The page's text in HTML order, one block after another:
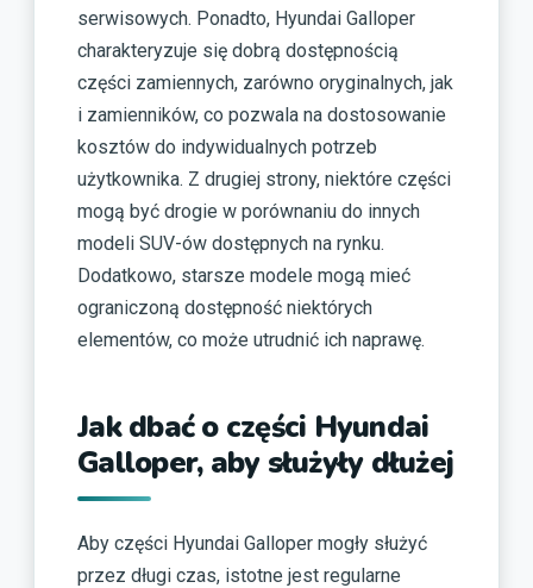
serwisowych. Ponadto, Hyundai Galloper
charakteryzuje się dobrą dostępnością
części zamiennych, zarówno oryginalnych, jak
i zamienników, co pozwala na dostosowanie
kosztów do indywidualnych potrzeb
użytkownika. Z drugiej strony, niektóre części
mogą być drogie w porównaniu do innych
modeli SUV-ów dostępnych na rynku.
Dodatkowo, starsze modele mogą mieć
ograniczoną dostępność niektórych
elementów, co może utrudnić ich naprawę.
Jak dbać o części Hyundai
Galloper, aby służyły dłużej
Aby części Hyundai Galloper mogły służyć
przez długi czas, istotne jest regularne